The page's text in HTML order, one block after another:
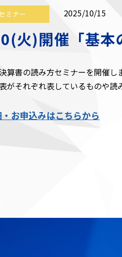
ミナー 2025/10/15
火)開催「基本
算書の読み方セミナーを開催し
がそれぞれ表しているものや読
お申込みはこちらから